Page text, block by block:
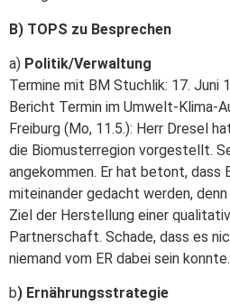
B) TOPS zu Besprechen
a) Politik/Verwaltung
Termine mit BM Stuchlik: 17. Juni
Bericht Termin im Umwelt-Klima-
Freiburg (Mo, 11.5.): Herr Dresel
die Biomusterregion vorgestellt.
angekommen. Er hat betont, dass
miteinander gedacht werden,
Ziel der Herstellung einer
Partnerschaft. Schade, dass es
niemand vom ER dabei sein konnte.
b) Ernährungsstrategie